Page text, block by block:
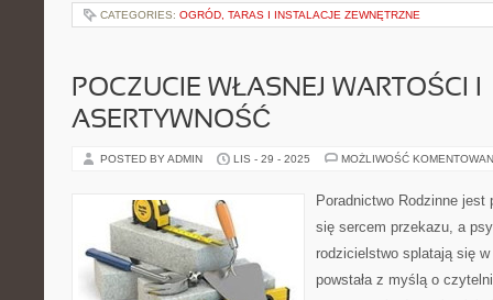
CATEGORIES: OGRÓD, TARAS I INSTALACJE ZEWNĘTRZNE
POCZUCIE WŁASNEJ WARTOŚCI I
ASERTYWNOŚĆ
POSTED BY ADMIN LIS - 29 - 2025 MOŻLIWOŚĆ
Poradnictwo Rodzinne
się sercem przekazu, a
rodzicielstwo splatają się
powstała z myślą o